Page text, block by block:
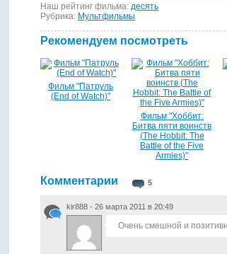
Наш рейтинг фильма: десять
Рубрика: Мультфильмы
Рекомендуем посмотреть
Фильм "Патруль
(End of Watch)"
Фильм "Хоббит:
Битва пяти воинств
(The Hobbit: The
Battle of the Five
Armies)"
Комментарии 5
kir888 - 26 марта 2011 в 20:49
Очень смешной и